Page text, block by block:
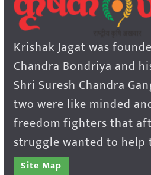
Krishak Jagat was
Chandra Bondriya and
Shri Suresh Chandra
two were like minded
freedom fighters that
struggle wanted to help
Site Map